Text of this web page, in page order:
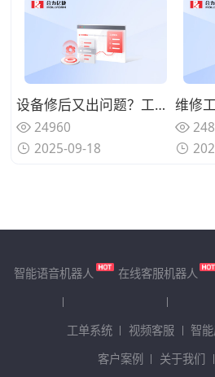
设备修后又出问题？工单系统怎么帮着追溯维修质量？
24960
2025-09-18
智能语音机器人 在线客服机器人
工单系统
视频客服 智
客户案例
关于我们